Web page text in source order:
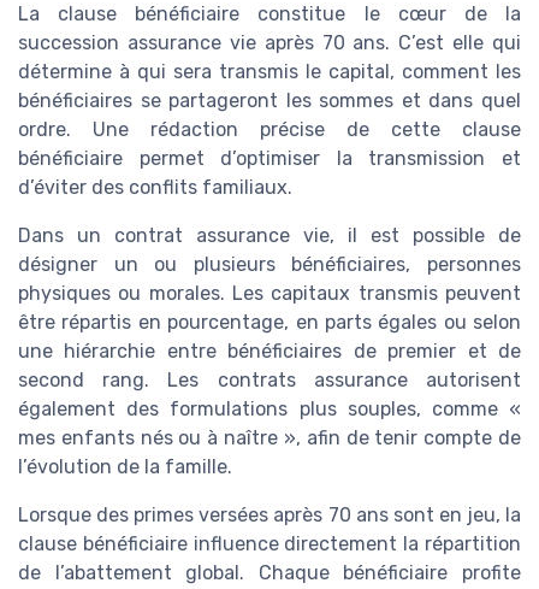
La clause bénéficiaire constitue le cœur de la
succession assurance vie après 70 ans. C’est elle qui
détermine à qui sera transmis le capital, comment les
bénéficiaires se partageront les sommes et dans quel
ordre. Une rédaction précise de cette clause
bénéficiaire permet d’optimiser la transmission et
d’éviter des conflits familiaux.
Dans un contrat assurance vie, il est possible de
désigner un ou plusieurs bénéficiaires, personnes
physiques ou morales. Les capitaux transmis peuvent
être répartis en pourcentage, en parts égales ou selon
une hiérarchie entre bénéficiaires de premier et de
second rang. Les contrats assurance autorisent
également des formulations plus souples, comme «
mes enfants nés ou à naître », afin de tenir compte de
l’évolution de la famille.
Lorsque des primes versées après 70 ans sont en jeu, la
clause bénéficiaire influence directement la répartition
de l’abattement global. Chaque bénéficiaire profite